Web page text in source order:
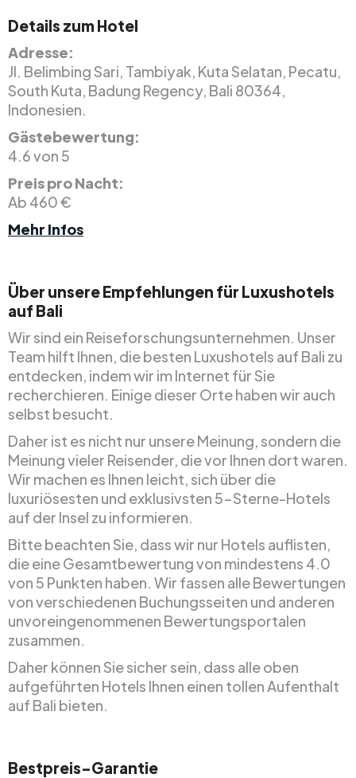
Details zum Hotel
Adresse:
Jl. Belimbing Sari, Tambiyak, Kuta Selatan, Pecatu,
South Kuta, Badung Regency, Bali 80364,
Indonesien.
Gästebewertung:
4.6 von 5
Preis pro Nacht:
Ab 460 €
Mehr Infos
Über unsere Empfehlungen für Luxushotels
auf Bali
Wir sind ein Reiseforschungsunternehmen. Unser
Team hilft Ihnen, die besten Luxushotels auf Bali zu
entdecken, indem wir im Internet für Sie
recherchieren. Einige dieser Orte haben wir auch
selbst besucht.
Daher ist es nicht nur unsere Meinung, sondern die
Meinung vieler Reisender, die vor Ihnen dort waren.
Wir machen es Ihnen leicht, sich über die
luxuriösesten und exklusivsten 5-Sterne-Hotels
auf der Insel zu informieren.
Bitte beachten Sie, dass wir nur Hotels auflisten,
die eine Gesamtbewertung von mindestens 4.0
von 5 Punkten haben. Wir fassen alle Bewertungen
von verschiedenen Buchungsseiten und anderen
unvoreingenommenen Bewertungsportalen
zusammen.
Daher können Sie sicher sein, dass alle oben
aufgeführten Hotels Ihnen einen tollen Aufenthalt
auf Bali bieten.
Bestpreis-Garantie